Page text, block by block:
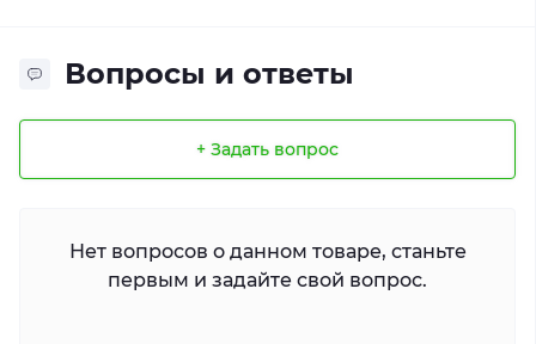
Вопросы и ответы
+ Задать вопрос
Нет вопросов о данном товаре, станьте
первым и задайте свой вопрос.